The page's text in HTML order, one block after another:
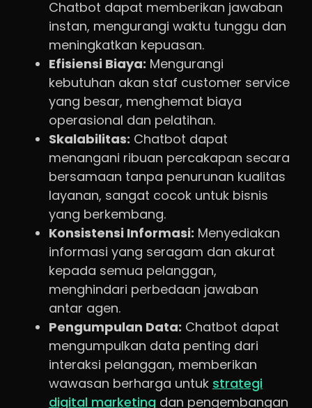
Chatbot dapat memberikan jawaban
instan, mengurangi waktu tunggu dan
meningkatkan kepuasan.
Efisiensi Biaya: Mengurangi
kebutuhan akan staf customer service
yang besar, menghemat biaya
operasional dan pelatihan.
Skalabilitas: Chatbot dapat
menangani ribuan percakapan secara
bersamaan tanpa penurunan kualitas
layanan, sangat cocok untuk bisnis
yang berkembang.
Konsistensi Informasi: Menyediakan
informasi yang seragam dan akurat
kepada semua pelanggan,
menghindari perbedaan jawaban
antar agen.
Pengumpulan Data: Chatbot dapat
mengumpulkan data penting dari
interaksi pelanggan, memberikan
wawasan berharga untuk strategi
digital marketing dan pengembangan